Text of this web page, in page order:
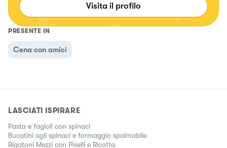
Visita il profilo
PRESENTE IN
Cena con amici
LASCIATI ISPIRARE
Pasta e fagioli con spinaci
Bucatini agli spinaci e formaggio spalmabile
Rigatoni Mezzi con Piselli e Ricotta